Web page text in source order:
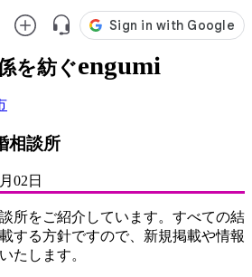
を紡ぐengumi
相談所
02日
所をご紹介しています。すべての結
する方針ですので、新規掲載や情報
たします。